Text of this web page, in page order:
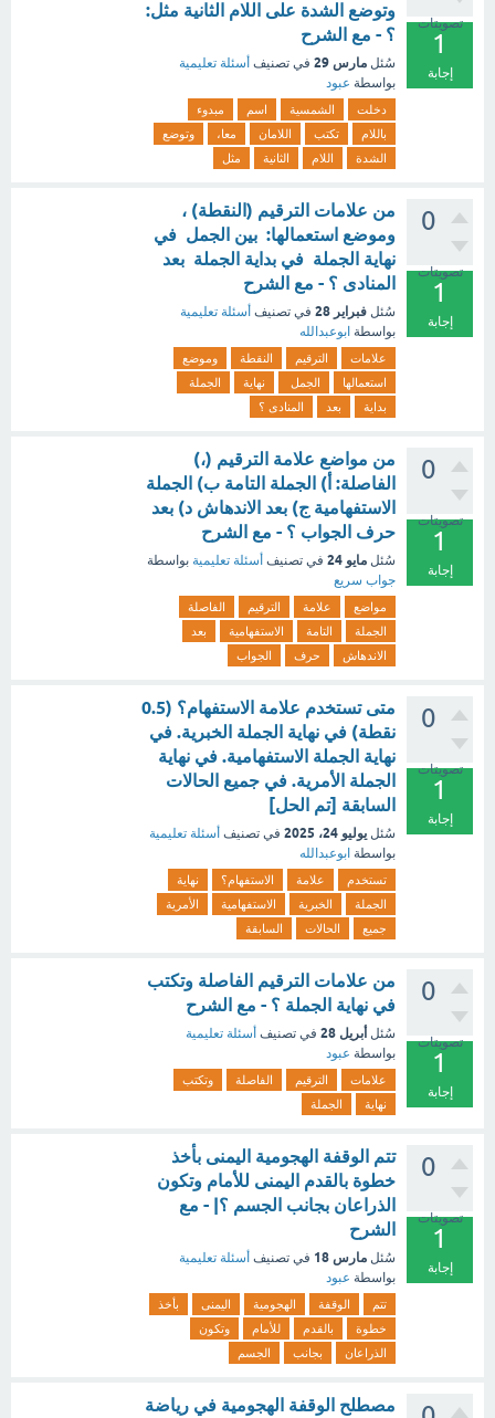
تصويتات
1
إجابة
وتوضع الشدة على اللام الثانية مثل:
؟ - مع الشرح
سُئل مارس 29 في تصنيف أسئلة تعليمية
بواسطة عبود
دخلت الشمسية اسم
مبدوء
باللام
تكتب اللامان معا،
وتوضع
الشدة
اللام الثانية مثل
0
تصويتات
1
إجابة
من علامات الترقيم (النقطة) ،
وموضع استعمالها: بين الجمل في
نهاية الجملة في بداية الجملة بعد
المنادى ؟ - مع الشرح
سُئل فبراير 28 في تصنيف أسئلة تعليمية
بواسطة ابوعبدالله
علامات الترقيم النقطة
وموضع
استعمالها
الجمل نهاية
الجملة
بداية
بعد المنادى ؟
0
تصويتات
1
إجابة
من مواضع علامة الترقيم (،)
الفاصلة: أ) الجملة التامة ب) الجملة
الاستفهامية ج) بعد الاندهاش د) بعد
حرف الجواب ؟ - مع الشرح
سُئل مايو 24 في تصنيف أسئلة تعليمية بواسطة
جواب سريع
مواضع علامة الترقيم
الفاصلة
الجملة
التامة الاستفهامية
بعد
الاندهاش
حرف الجواب
0
تصويتات
1
إجابة
متى تستخدم علامة الاستفهام؟ (0.5
نقطة) في نهاية الجملة الخبرية. في
نهاية الجملة الاستفهامية. في نهاية
الجملة الأمرية. في جميع الحالات
السابقة [تم الحل]
سُئل يوليو 24، 2025 في تصنيف أسئلة تعليمية
بواسطة ابوعبدالله
تستخدم علامة الاستفهام؟
نهاية
الجملة
الخبرية الاستفهامية
الأمرية
جميع
الحالات السابقة
0
تصويتات
1
إجابة
من علامات الترقيم الفاصلة وتكتب
في نهاية الجملة ؟ - مع الشرح
سُئل أبريل 28 في تصنيف أسئلة تعليمية
بواسطة عبود
علامات الترقيم الفاصلة
وتكتب
نهاية
الجملة
0
تصويتات
1
إجابة
تتم الوقفة الهجومية اليمنى بأخذ
خطوة بالقدم اليمنى للأمام وتكون
الذراعان بجانب الجسم ؟| - مع
الشرح
سُئل مارس 18 في تصنيف أسئلة تعليمية
بواسطة عبود
تتم الوقفة الهجومية اليمنى
بأخذ
خطوة
بالقدم للأمام
وتكون
الذراعان
بجانب الجسم
مصطلح الوقفة الهجومية في رياضة